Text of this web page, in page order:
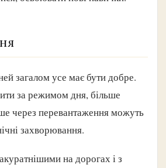
загалом усе має бути добре.
за режимом дня, більше
через перевантаження можуть
захворювання.
на дорогах і з